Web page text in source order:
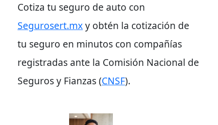
Cotiza tu seguro de auto con
Segurosert.mxy obtén la cotización de
tu seguro en minutos con compañías
registradas ante la Comisión Nacional de
Seguros y Fianzas (CNSF).